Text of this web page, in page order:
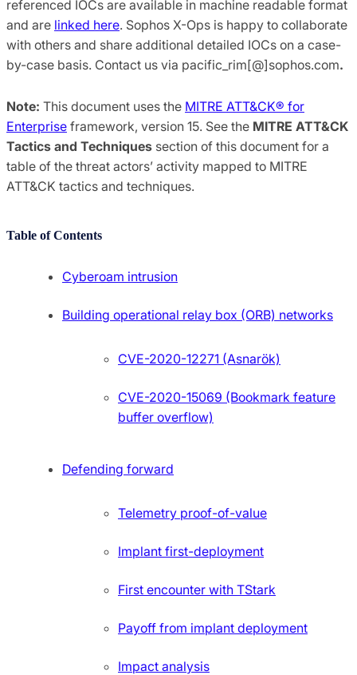
referenced IOCs are available in machine readable format
and are linked here. Sophos X-Ops is happy to collaborate
with others and share additional detailed IOCs on a case-
by-case basis. Contact us via pacific_rim[@]sophos.com.
Note: This document uses the MITRE ATT&CK® for
Enterprise framework, version 15. See the MITRE ATT&CK
Tactics and Techniques section of this document for a
table of the threat actors’ activity mapped to MITRE
ATT&CK tactics and techniques.
Table of Contents
Cyberoam intrusion
Building operational relay box (ORB) networks
CVE-2020-12271 (Asnarök)
CVE-2020-15069 (Bookmark feature
buffer overflow)
Defending forward
Telemetry proof-of-value
Implant first-deployment
First encounter with TStark
Payoff from implant deployment
Impact analysis